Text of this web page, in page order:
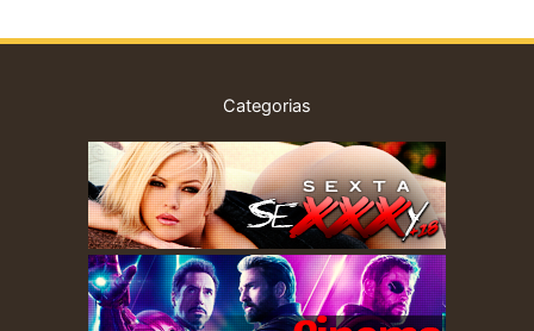
Categorias